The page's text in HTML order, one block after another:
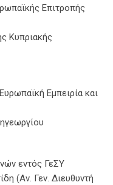
Επιτροπής
Κυπριακής
Εμπειρία και
εντός ΓεΣΥ
(Αν. Γεν. Διευθυντή